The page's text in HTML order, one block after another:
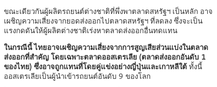
ขณะเดียวกันผู้ผลิตรถยนต์ต่างชาติที่พึ่งพาตลาดสหรัฐฯ เป็นหลัก อาจ
เผชิญความเสี่ยงจากยอดส่งออกไปตลาดสหรัฐฯ ที่ลดลง ซึ่งจะเป็น
แรงกดดันให้ผู้ผลิตต่างชาติเร่งหาตลาดส่งออกอื่นทดแทน
ในกรณีนี้ ไทยอาจเผชิญความเสี่ยงจากการสูญเสียส่วนแบ่งในตลาด
ส่งออกที่สำคัญ โดยเฉพาะตลาดออสเตรเลีย (ตลาดส่งออกอันดับ 1
ของไทย) ซึ่งอาจถูกแทนที่โดยคู่แข่งอย่างญี่ปุ่นและเกาหลีใต้ทั้งนี้
ออสเตรเลียเป็นผู้นำเข้ารถยนต์อันดับ 9 ของโลก